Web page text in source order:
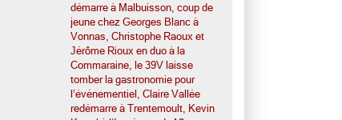
démarre à Malbuisson, coup de
jeune chez Georges Blanc à
Vonnas, Christophe Raoux et
Jérôme Rioux en duo à la
Commaraine, le 39V laisse
tomber la gastronomie pour
l’événementiel, Claire Vallée
redémarre à Trentemoult, Kevin